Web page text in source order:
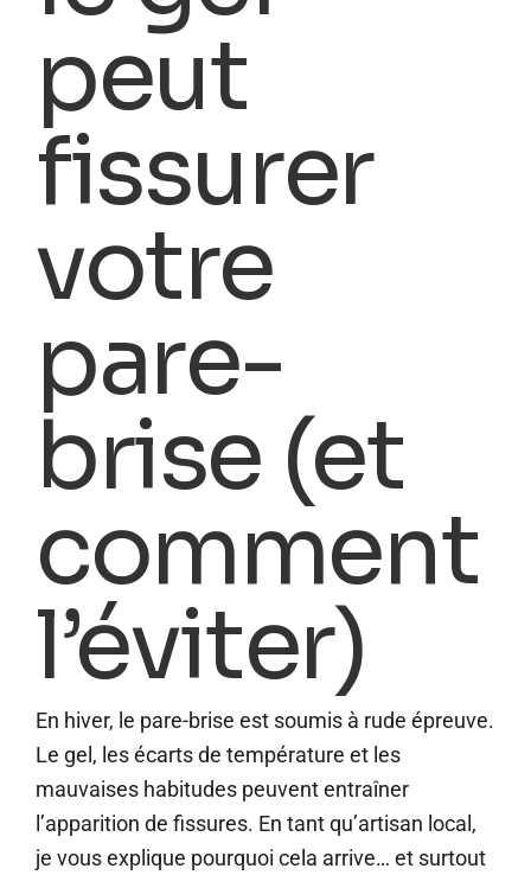
peut
fissurer
votre
pare-
brise (et
comment
l’éviter)
En hiver, le pare-brise est soumis à rude épreuve.
Le gel, les écarts de température et les
mauvaises habitudes peuvent entraîner
l’apparition de fissures. En tant qu’artisan local,
je vous explique pourquoi cela arrive… et surtout